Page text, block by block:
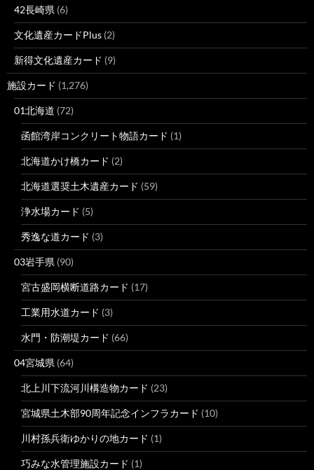
42長崎県 (6)
文化遺産カードPlus (2)
新得文化遺産カード (9)
施設カード (1,276)
01北海道 (72)
函館湾岸コンクリート物語カード (1)
北海道かけ橋カード (2)
北海道選奨土木遺産カード (59)
浄水場カード (5)
秀逸な道カード (3)
03岩手県 (90)
宮古盛岡横断道路カード (17)
工業用水道カード (3)
水門・防潮堤カード (66)
04宮城県 (64)
北上川下流河川構造物カード (23)
宮城県土木部90周年記念インフラカード (10)
川村孫兵衛ゆかりの地カード (1)
巧みな水管理施設カード (1)